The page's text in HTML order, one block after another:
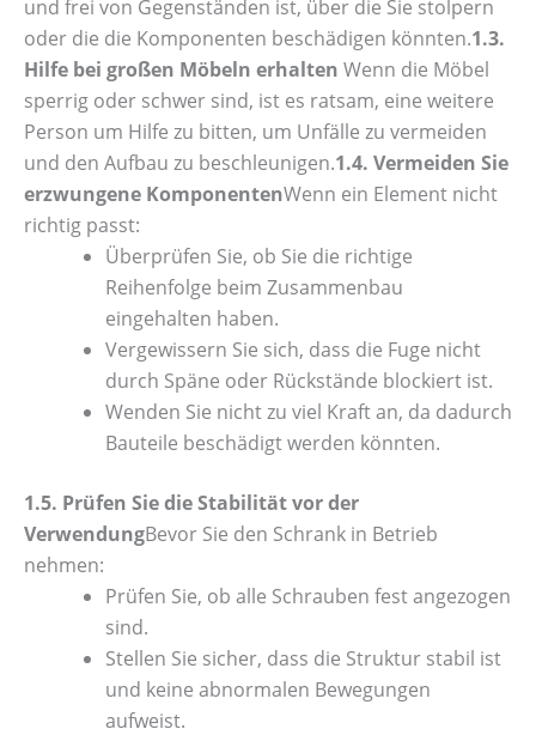
und frei von Gegenständen ist, über die Sie stolpern
oder die die Komponenten beschädigen könnten.1.3.
Hilfe bei großen Möbeln erhalten Wenn die Möbel
sperrig oder schwer sind, ist es ratsam, eine weitere
Person um Hilfe zu bitten, um Unfälle zu vermeiden
und den Aufbau zu beschleunigen.1.4. Vermeiden Sie
erzwungene KomponentenWenn ein Element nicht
richtig passt:
Überprüfen Sie, ob Sie die richtige
Reihenfolge beim Zusammenbau
eingehalten haben.
Vergewissern Sie sich, dass die Fuge nicht
durch Späne oder Rückstände blockiert ist.
Wenden Sie nicht zu viel Kraft an, da dadurch
Bauteile beschädigt werden könnten.
1.5. Prüfen Sie die Stabilität vor der
VerwendungBevor Sie den Schrank in Betrieb
nehmen:
Prüfen Sie, ob alle Schrauben fest angezogen
sind.
Stellen Sie sicher, dass die Struktur stabil ist
und keine abnormalen Bewegungen
aufweist.